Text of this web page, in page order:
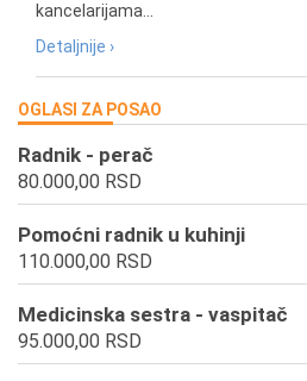
kancelarijama...
Detaljnije ›
OGLASI ZA POSAO
Radnik - perač
80.000,00 RSD
Pomoćni radnik u kuhinji
110.000,00 RSD
Medicinska sestra - vaspitač
95.000,00 RSD